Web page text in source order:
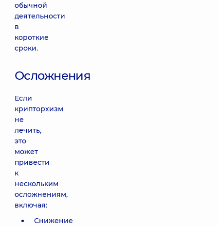
обычной
деятельности
в
короткие
сроки.
Осложнения
Если
крипторхизм
не
лечить,
это
может
привести
к
нескольким
осложнениям,
включая:
Снижение